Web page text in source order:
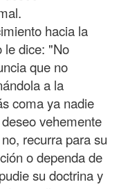
hacia la
le dice: "No
que no
a la
coma ya nadie
vehemente
recurra para su
o dependa de
su doctrina y